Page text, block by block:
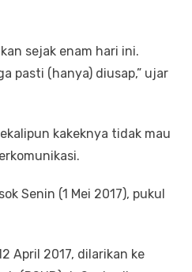
sejak enam hari ini.
pasti (hanya) diusap,” ujar
kakeknya tidak mau
Senin (1 Mei 2017), pukul
April 2017, dilarikan ke